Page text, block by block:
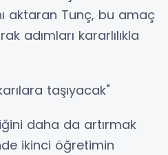
aktaran Tunç, bu amaç
adımları kararlılıkla
taşıyacak"
daha da artırmak
ikinci öğretimin